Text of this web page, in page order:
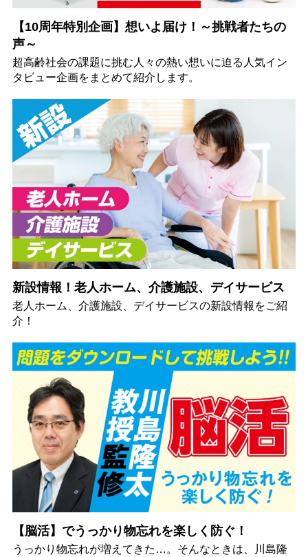
【10周年特別企画】想いよ届け！～挑戦者たちの
声～
超高齢社会の課題に挑む人々の熱い想いに迫る人気イン
タビュー企画をまとめて紹介します。
新設情報！老人ホーム、介護施設、デイサービス
老人ホーム、介護施設、デイサービスの新設情報をご紹
介！
【脳活】でうっかり物忘れを楽しく防ぐ！
うっかり物忘れが増えてきた…。そんなときは、川島隆